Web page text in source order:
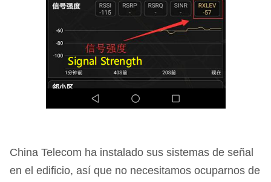
China Telecom ha instalado sus sistemas de señal
en el edificio, así que no necesitamos ocuparnos de